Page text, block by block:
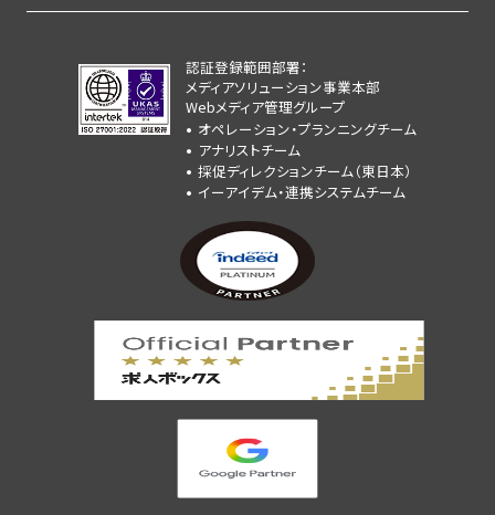
認証登録範囲部署：
メディアソリューション事業本部
Webメディア管理グループ
オペレーション・プランニングチーム
アナリストチーム
採促ディレクションチーム（東日本）
イーアイデム・連携システムチーム